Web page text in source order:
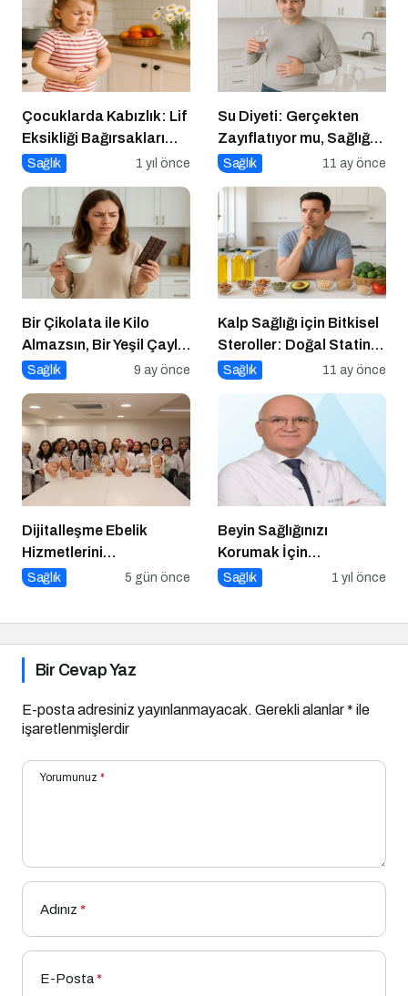
Çocuklarda Kabızlık: Lif
Eksikliği Bağırsakları
Nasıl Yavaşlatır?
Sağlık 1 yıl önce
Su Diyeti: Gerçekten
Zayıflatıyor mu, Sağlığa
Zararları Ne?
Sağlık 11 ay önce
Bir Çikolata ile Kilo
Almazsın, Bir Yeşil Çayla
da Zayıflamazsın
Sağlık 9 ay önce
Kalp Sağlığı için Bitkisel
Steroller: Doğal Statin
Etkisi
Sağlık 11 ay önce
Dijitalleşme Ebelik
Hizmetlerini
Dönüştürüyor
Sağlık 5 gün önce
Beyin Sağlığınızı
Korumak İçin
Uygulayabileceğiniz 7
Sağlık 1 yıl önce
Bir Cevap Yaz
E-posta adresiniz yayınlanmayacak. Gerekli alanlar* ile
işaretlenmişlerdir
Yorumunuz *
Adınız *
E-Posta*